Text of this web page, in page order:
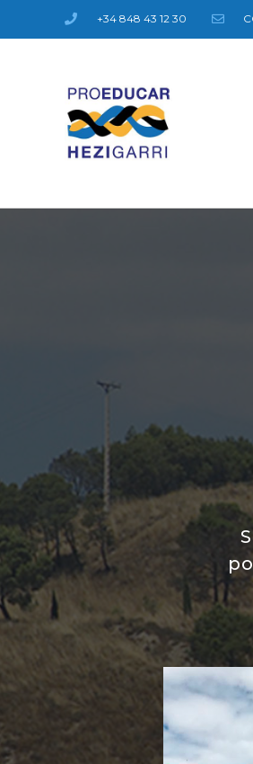
+34 848 43 12 30